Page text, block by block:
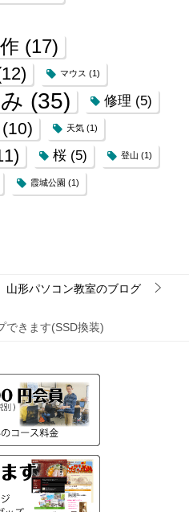
(17)
マウス (1)
(35) 修理 (5)
(10) 天気 (1)
桜 (5) 登山 (1)
霞城公園 (1)
山形パソコン教室のブログ
できます(SSD換装)